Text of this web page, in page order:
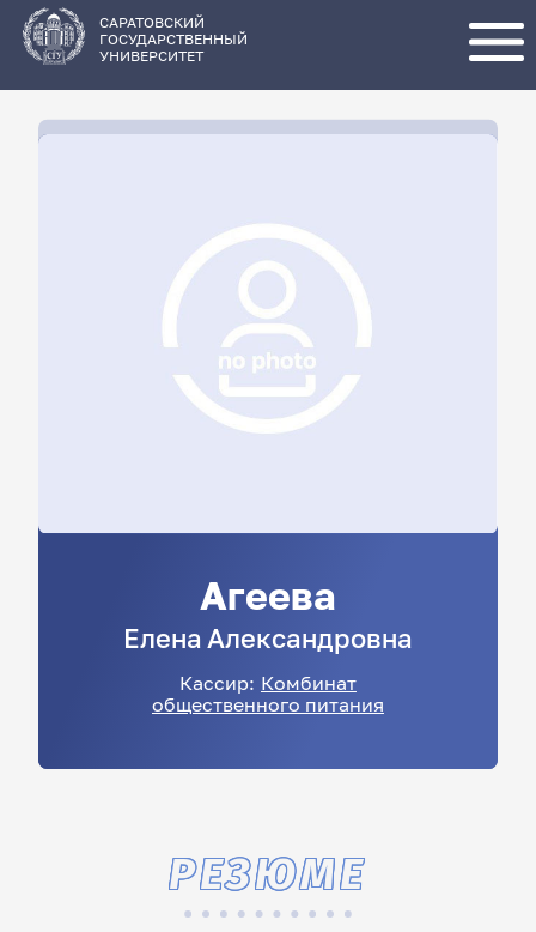
основному
содержанию
САРАТОВСКИЙ
ГОСУДАРСТВЕННЫЙ
УНИВЕРСИТЕТ
Агеева
Елена Александровна
Кассир: Комбинат
общественного питания
РЕЗЮМЕ